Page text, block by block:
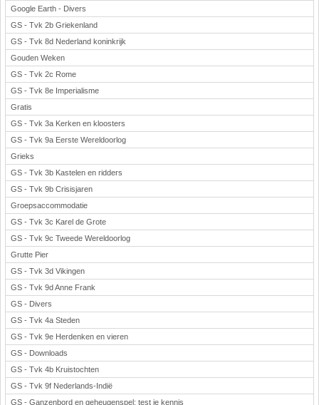
Google Earth - Divers
GS - Tvk 2b Griekenland
GS - Tvk 8d Nederland koninkrijk
Gouden Weken
GS - Tvk 2c Rome
GS - Tvk 8e Imperialisme
Gratis
GS - Tvk 3a Kerken en kloosters
GS - Tvk 9a Eerste Wereldoorlog
Grieks
GS - Tvk 3b Kastelen en ridders
GS - Tvk 9b Crisisjaren
Groepsaccommodatie
GS - Tvk 3c Karel de Grote
GS - Tvk 9c Tweede Wereldoorlog
Grutte Pier
GS - Tvk 3d Vikingen
GS - Tvk 9d Anne Frank
GS - Divers
GS - Tvk 4a Steden
GS - Tvk 9e Herdenken en vieren
GS - Downloads
GS - Tvk 4b Kruistochten
GS - Tvk 9f Nederlands-Indië
GS - Ganzenbord en geheugenspel: test je kennis